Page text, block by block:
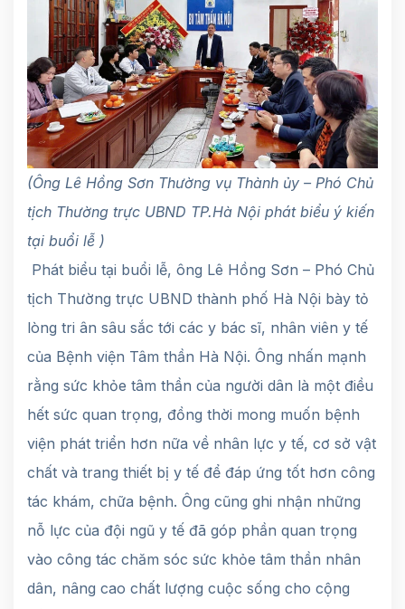
(Ông Lê Hồng Sơn Thường vụ Thành ủy – Phó Chủ
tịch Thường trực UBND TP.Hà Nội phát biểu ý kiến
tại buổi lễ )
Phát biểu tại buổi lễ, ông Lê Hồng Sơn – Phó Chủ
tịch Thường trực UBND thành phố Hà Nội bày tỏ
lòng tri ân sâu sắc tới các y bác sĩ, nhân viên y tế
của Bệnh viện Tâm thần Hà Nội. Ông nhấn mạnh
rằng sức khỏe tâm thần của người dân là một điều
hết sức quan trọng, đồng thời mong muốn bệnh
viện phát triển hơn nữa về nhân lực y tế, cơ sở vật
chất và trang thiết bị y tế để đáp ứng tốt hơn công
tác khám, chữa bệnh. Ông cũng ghi nhận những
nỗ lực của đội ngũ y tế đã góp phần quan trọng
vào công tác chăm sóc sức khỏe tâm thần nhân
dân, nâng cao chất lượng cuộc sống cho cộng